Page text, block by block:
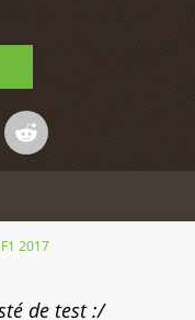
F1 2017
de test :/